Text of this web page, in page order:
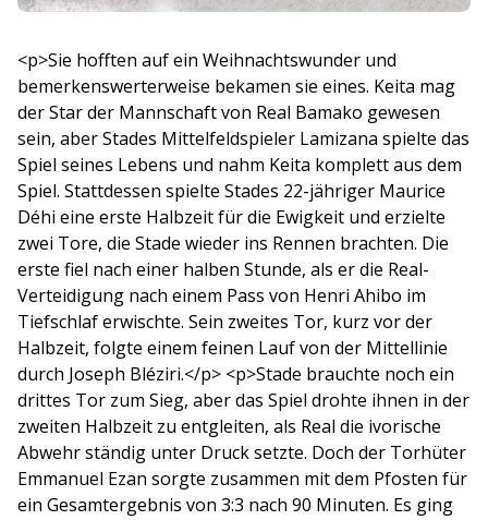
<p>Sie hofften auf ein Weihnachtswunder und
bemerkenswerterweise bekamen sie eines. Keita mag
der Star der Mannschaft von Real Bamako gewesen
sein, aber Stades Mittelfeldspieler Lamizana spielte das
Spiel seines Lebens und nahm Keita komplett aus dem
Spiel. Stattdessen spielte Stades 22-jähriger Maurice
Déhi eine erste Halbzeit für die Ewigkeit und erzielte
zwei Tore, die Stade wieder ins Rennen brachten. Die
erste fiel nach einer halben Stunde, als er die Real-
Verteidigung nach einem Pass von Henri Ahibo im
Tiefschlaf erwischte. Sein zweites Tor, kurz vor der
Halbzeit, folgte einem feinen Lauf von der Mittellinie
durch Joseph Bléziri.</p> <p>Stade brauchte noch ein
drittes Tor zum Sieg, aber das Spiel drohte ihnen in der
zweiten Halbzeit zu entgleiten, als Real die ivorische
Abwehr ständig unter Druck setzte. Doch der Torhüter
Emmanuel Ezan sorgte zusammen mit dem Pfosten für
ein Gesamtergebnis von 3:3 nach 90 Minuten. Es ging